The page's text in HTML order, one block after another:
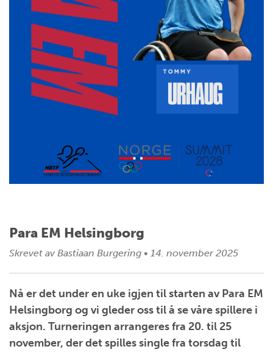
Para EM Helsingborg
Skrevet av Bastiaan Burgering • 14. november 2025
Nå er det under en uke igjen til starten av Para EM
Helsingborg og vi gleder oss til å se våre spillere i
aksjon. Turneringen arrangeres fra 20. til 25
november, der det spilles single fra torsdag til